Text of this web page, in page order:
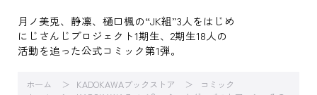
月ノ美兎、静凛、樋口楓の“JK組”3人をはじめ
にじさんじプロジェクト1期生、2期生18人の
活動を追った公式コミック第1弾。
ホーム KADOKAWAブックストア
コミック